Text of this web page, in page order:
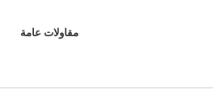
مقاولات عامة